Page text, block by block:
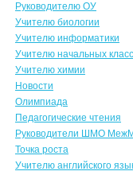
Руководителю ОУ
Учителю биологии
Учителю информатики
Учителю начальных
Учителю химии
Новости
Олимпиада
Педагогические чтения
Руководители ШМО
Точка роста
Учителю английского